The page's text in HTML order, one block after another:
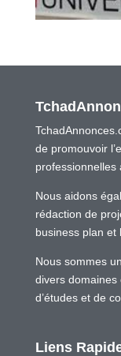
de promouvoir
professionnelles
Nous aidons
rédaction de
business plan et
Nous sommes
divers domaines
d’études et de
Liens